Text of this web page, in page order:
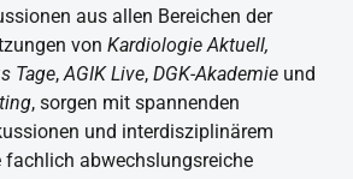
aus allen Bereichen der
von Kardiologie Aktuell,
Tage,AGIK Live, DGK-Akademie und
, sorgen mit spannenden
und interdisziplinärem
abwechslungsreiche